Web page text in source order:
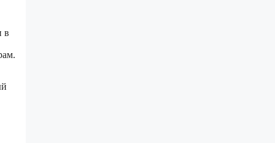
в